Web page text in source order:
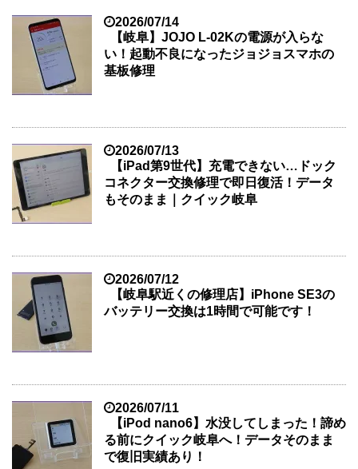
2026/07/14
【岐阜】JOJO L-02Kの電源が入らな
い！起動不良になったジョジョスマホの
基板修理
2026/07/13
【iPad第9世代】充電できない…ドック
コネクター交換修理で即日復活！データ
もそのまま｜クイック岐阜
2026/07/12
【岐阜駅近くの修理店】iPhone SE3の
バッテリー交換は1時間で可能です！
2026/07/11
【iPod nano6】水没してしまった！諦め
る前にクイック岐阜へ！データそのまま
で復旧実績あり！